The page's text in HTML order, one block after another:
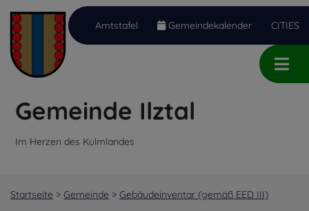
Inhalt
(Accesskey
1)
Hauptmenü
(Accesskey
2)
Quicklinks
(Accesskey
3)
Gemeinde Ilztal
Im Herzen des Kulmlandes
Amtstafel Gemeindekalender CITIES
Startseite > Gemeinde > Gebäudeinventar (gemäß EED III)